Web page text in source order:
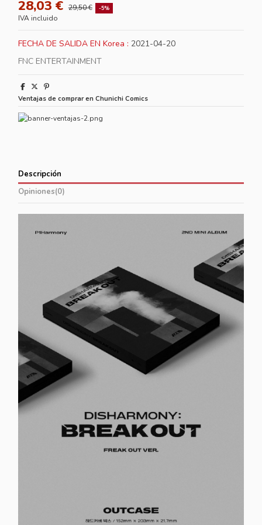
28,03 € 29,50 € -5%
IVA incluido
FECHA DE SALIDA EN Korea : 2021-04-20
FNC ENTERTAINMENT
Ventajas de comprar en Chunichi Comics
Descripción
Opiniones(0)